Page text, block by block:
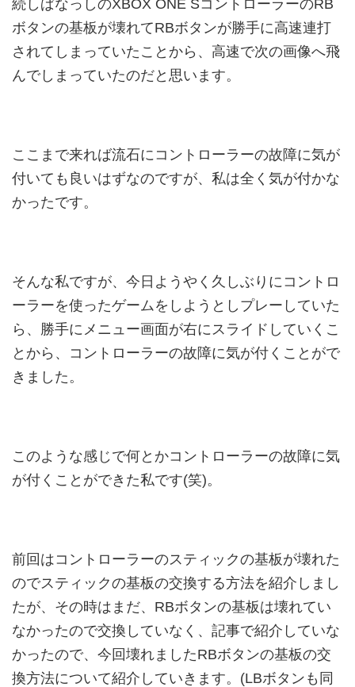
続しぱなっしのXBOX ONE SコントローラーのRB
ボタンの基板が壊れてRBボタンが勝手に高速連打
されてしまっていたことから、高速で次の画像へ飛
んでしまっていたのだと思います。
ここまで来れば流石にコントローラーの故障に気が
付いても良いはずなのですが、私は全く気が付かな
かったです。
そんな私ですが、今日ようやく久しぶりにコントロ
ーラーを使ったゲームをしようとしプレーしていた
ら、勝手にメニュー画面が右にスライドしていくこ
とから、コントローラーの故障に気が付くことがで
きました。
このような感じで何とかコントローラーの故障に気
が付くことができた私です(笑)。
前回はコントローラーのスティックの基板が壊れた
のでスティックの基板の交換する方法を紹介しまし
たが、その時はまだ、RBボタンの基板は壊れてい
なかったので交換していなく、記事で紹介していな
かったので、今回壊れましたRBボタンの基板の交
換方法について紹介していきます。(LBボタンも同